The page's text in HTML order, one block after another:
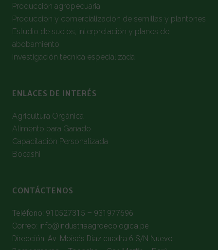
Producción agropecuaria
Producción y comercialización de semillas y plantones
Estudio de suelos, interpretación y planes de
abobamiento
Investigación técnica especializada
ENLACES DE INTERÉS
Agricultura Orgánica
Alimento para Ganado
Capacitación Personalizada
Bocashi
CONTÁCTENOS
Teléfono: 910527315 – 931977696
Correo: info@industriaagroecologica.pe
Dirección: Av. Moisés Diaz cuadra 6 S/N Nuevo